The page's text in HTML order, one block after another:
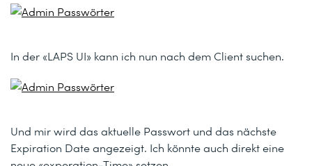
In der «LAPS UI» kann ich nun nach dem Client suchen.
Und mir wird das aktuelle Passwort und das nächste
Expiration Date angezeigt. Ich könnte auch direkt eine